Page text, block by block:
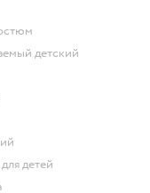
детский
детей